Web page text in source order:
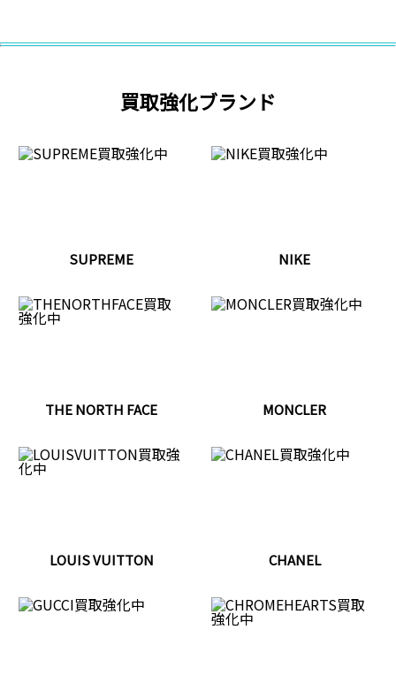
買取強化ブランド
SUPREME NIKE
THE NORTH FACE MONCLER
LOUIS VUITTON CHANEL